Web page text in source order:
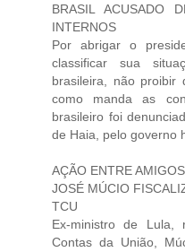
BRASIL ACUSADO
INTERNOS
Por abrigar o
classificar sua
brasileira, não proibir
como manda as
brasileiro foi
de Haia, pelo governo
AÇÃO ENTRE AMIGOS
JOSÉ MÚCIO
TCU
Ex-ministro de Lula,
Contas da União,